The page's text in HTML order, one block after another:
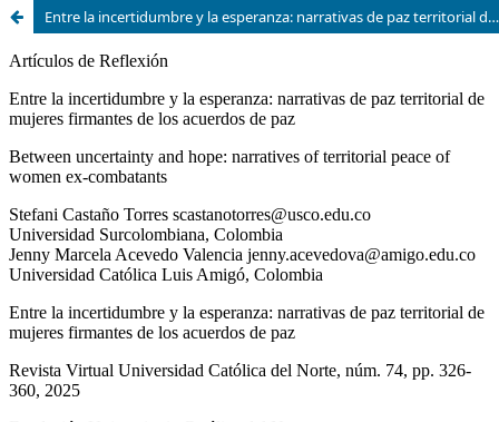
Entre la incertidumbre y la esperanza: narrativas de paz territorial de mujeres firmantes de los acuerdos de paz